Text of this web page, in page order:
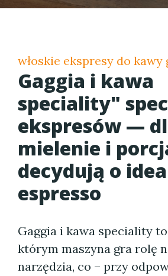
włoskie ekspresy do kawy
Gaggia i kawa
speciality"
ekspresów —
mielenie i
decydują o
espresso
Gaggia i kawa speciality to
którym maszyna gra rolę
narzędzia, co – przy